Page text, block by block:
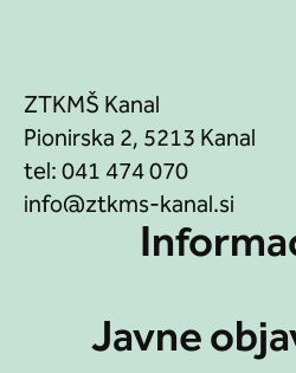
ZTKMŠ Kanal
Pionirska 2, 5213 Kanal
tel:041 474 070
Javne